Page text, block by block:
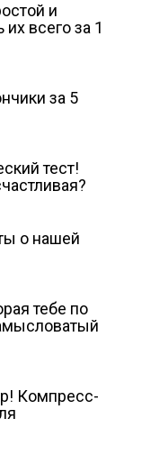
и
всего за 1
за 5
тест!
о нашей
тебе по
Компресс-